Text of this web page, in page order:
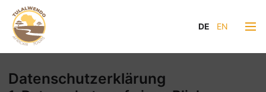
DE EN
Datenschutz­erklärung